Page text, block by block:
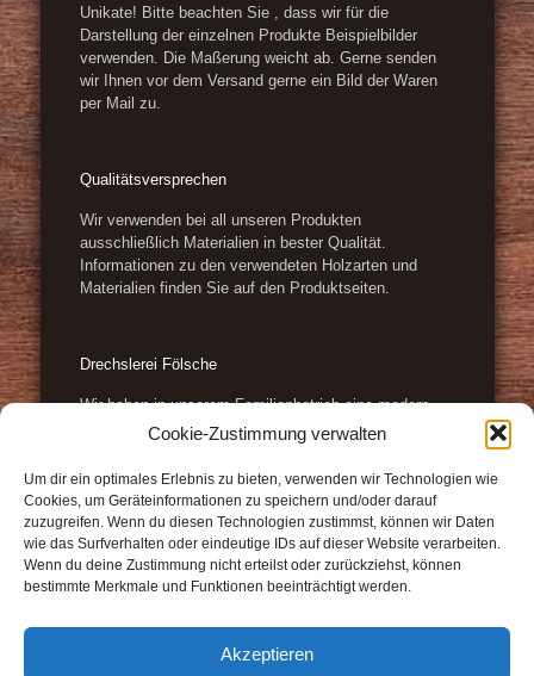
Cookie-Zustimmung verwalten
Um dir ein optimales Erlebnis zu bieten, verwenden wir Technologien wie
Cookies, um Geräteinformationen zu speichern und/oder darauf
zuzugreifen. Wenn du diesen Technologien zustimmst, können wir Daten
wie das Surfverhalten oder eindeutige IDs auf dieser Website verarbeiten.
Wenn du deine Zustimmung nicht erteilst oder zurückziehst, können
bestimmte Merkmale und Funktionen beeinträchtigt werden.
Akzeptieren
Unikate! Bitte beachten Sie , dass wir für die
Darstellung der einzelnen Produkte Beispielbilder
verwenden. Die Maßerung weicht ab. Gerne senden
wir Ihnen vor dem Versand gerne ein Bild der Waren
per Mail zu.
Qualitätsversprechen
Wir verwenden bei all unseren Produkten
ausschließlich Materialien in bester Qualität.
Informationen zu den verwendeten Holzarten und
Materialien finden Sie auf den Produktseiten.
Drechslerei Fölsche
Wir haben in unserem Familienbetrieb eine modern
eingerichtete Drechsler-Werkstatt und Fertigung neben
individuelle Holzteile wie: Geländerstäbe, Handläufe,
Säulen, Profilringe, Rosetten, Tisch- und Stuhlbeine,
diverse Geschenkartikel, Schmuck aus Holz und
vieles mehr.